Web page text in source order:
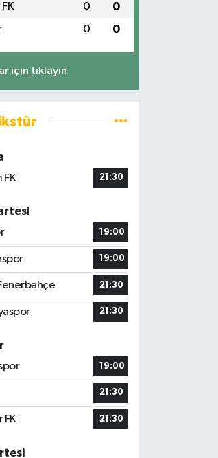
0 0
0 0
için tıklayın
FK
21:30
19:00
19:00
21:30
21:30
19:00
21:30
FK 21:30